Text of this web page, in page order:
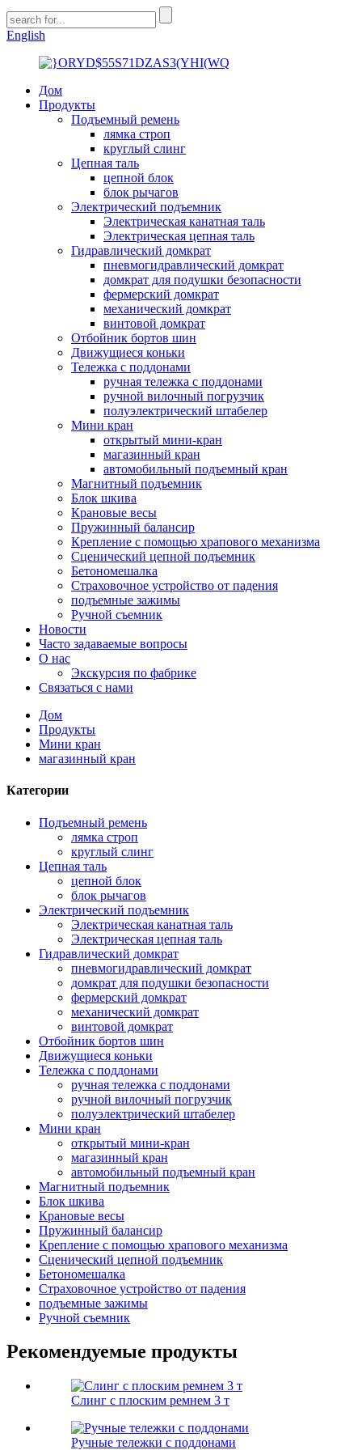
English
Дом
Продукты
Подъемный ремень
лямка строп
круглый слинг
Цепная таль
цепной блок
блок рычагов
Электрический подъемник
Электрическая канатная таль
Электрическая цепная таль
Гидравлический домкрат
пневмогидравлический домкрат
домкрат для подушки безопасности
фермерский домкрат
механический домкрат
винтовой домкрат
Отбойник бортов шин
Движущиеся коньки
Тележка с поддонами
ручная тележка с поддонами
ручной вилочный погрузчик
полуэлектрический штабелер
Мини кран
открытый мини-кран
магазинный кран
автомобильный подъемный кран
Магнитный подъемник
Блок шкива
Крановые весы
Пружинный балансир
Крепление с помощью храпового механизма
Сценический цепной подъемник
Бетономешалка
Страховочное устройство от падения
подъемные зажимы
Ручной съемник
Новости
Часто задаваемые вопросы
О нас
Экскурсия по фабрике
Связаться с нами
Дом
Продукты
Мини кран
магазинный кран
Категории
Подъемный ремень
лямка строп
круглый слинг
Цепная таль
цепной блок
блок рычагов
Электрический подъемник
Электрическая канатная таль
Электрическая цепная таль
Гидравлический домкрат
пневмогидравлический домкрат
домкрат для подушки безопасности
фермерский домкрат
механический домкрат
винтовой домкрат
Отбойник бортов шин
Движущиеся коньки
Тележка с поддонами
ручная тележка с поддонами
ручной вилочный погрузчик
полуэлектрический штабелер
Мини кран
открытый мини-кран
магазинный кран
автомобильный подъемный кран
Магнитный подъемник
Блок шкива
Крановые весы
Пружинный балансир
Крепление с помощью храпового механизма
Сценический цепной подъемник
Бетономешалка
Страховочное устройство от падения
подъемные зажимы
Ручной съемник
Рекомендуемые продукты
Слинг с плоским ремнем 3 т
Ручные тележки с поддонами